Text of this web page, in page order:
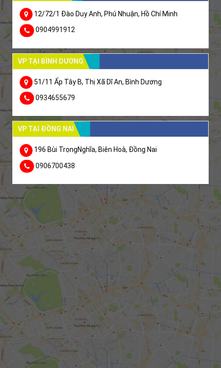
12/72/1 Đào Duy Anh, Phú Nhuận, Hồ Chí Minh
0904991912
VP TẠI BÌNH DƯƠNG
51/11 Ấp Tây B, Thị Xã Dĩ An, Bình Dương
0934655679
VP TẠI ĐỒNG NAI
196 Bùi TrọngNghĩa, Biên Hoà, Đồng Nai
0906700438